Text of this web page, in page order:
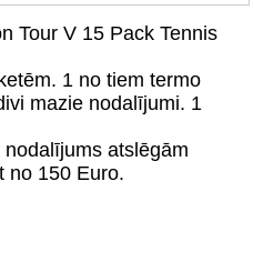
Tour V 15 Pack Tennis
1 no tiem termo
mazie nodalījumi. 1
atslēgām
no 150 Euro.